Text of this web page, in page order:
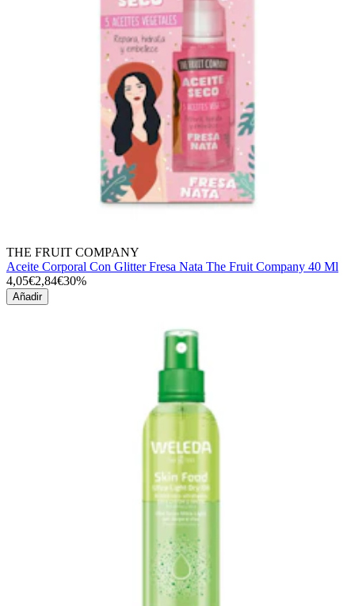
THE FRUIT COMPANY
Aceite Corporal Con Glitter Fresa Nata The Fruit Company 40 Ml
4,05€2,84€30%
Añadir